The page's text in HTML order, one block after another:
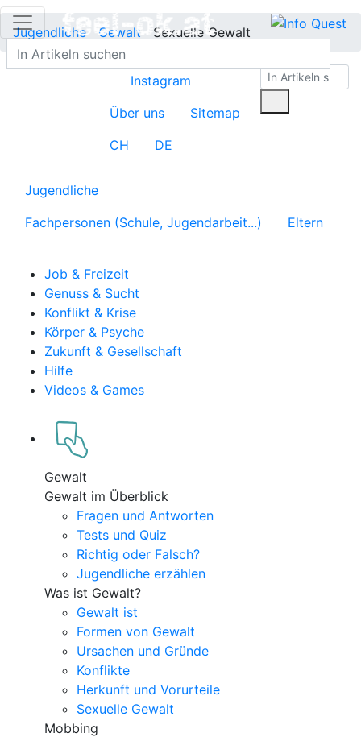
Jugendliche Gewalt Sexuelle Gewalt
Instagram
Über uns
Sitemap
CH
DE
Jugendliche
Fachpersonen (Schule, Jugendarbeit...)
Eltern
Job & Freizeit
Genuss & Sucht
Konflikt & Krise
Körper & Psyche
Zukunft & Gesellschaft
Hilfe
Videos & Games
Gewalt
Gewalt im Überblick
Fragen und Antworten
Tests und Quiz
Richtig oder Falsch?
Jugendliche erzählen
Was ist Gewalt?
Gewalt ist
Formen von Gewalt
Ursachen und Gründe
Konflikte
Herkunft und Vorurteile
Sexuelle Gewalt
Mobbing